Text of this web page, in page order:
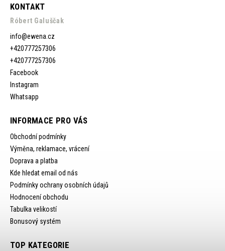
KONTAKT
Róbert Galuščak
info@ewena.cz
+420777257306
+420777257306
Facebook
Instagram
Whatsapp
INFORMACE PRO VÁS
Obchodní podmínky
Výměna, reklamace, vrácení
Doprava a platba
Kde hledat email od nás
Podmínky ochrany osobních údajů
Hodnocení obchodu
Tabulka velikostí
Bonusový systém
TOP KATEGORIE